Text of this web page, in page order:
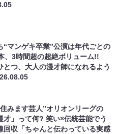
“マンゲキ卒業”公演は年代ごとの
、3時間超の超絶ボリューム!!
とつ、大人の漫才師になれるよう
みます芸人”オリオンリーグの
才」って何? 笑い×伝統芸能でう
回収「ちゃんと伝わっている実感